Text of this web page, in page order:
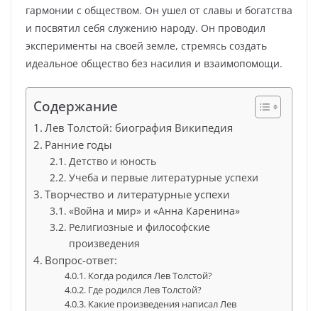
гармонии с обществом. Он ушел от славы и богатства
и посвятил себя служению народу. Он проводил
эксперименты на своей земле, стремясь создать
идеальное общество без насилия и взаимопомощи.
Содержание
Лев Толстой: биография Википедия
Ранние годы
Детство и юность
Учеба и первые литературные успехи
Творчество и литературные успехи
«Война и мир» и «Анна Каренина»
Религиозные и философские
произведения
Вопрос-ответ:
Когда родился Лев Толстой?
Где родился Лев Толстой?
Какие произведения написал Лев